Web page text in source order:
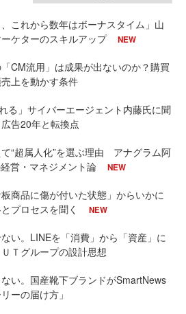
、これから数年はボーナスタイム」山
ケターのスキルアップ
NEW
CM流用」は成果が出ないのか？購買
上を動かす条件
れる」サイバーエージェント内藤氏に聞
告20年と転換点
“超属人化”を選ぶ理由 アナグラム阿
営・マネジメント論
NEW
商品に傷が付いた状態」からいかに
プロセスを聞く
NEW
い。LINEを「消費」から「資産」に
Ｔグループの設計思想
い。国産靴下ブランドがSmartNews
ーの届け方」